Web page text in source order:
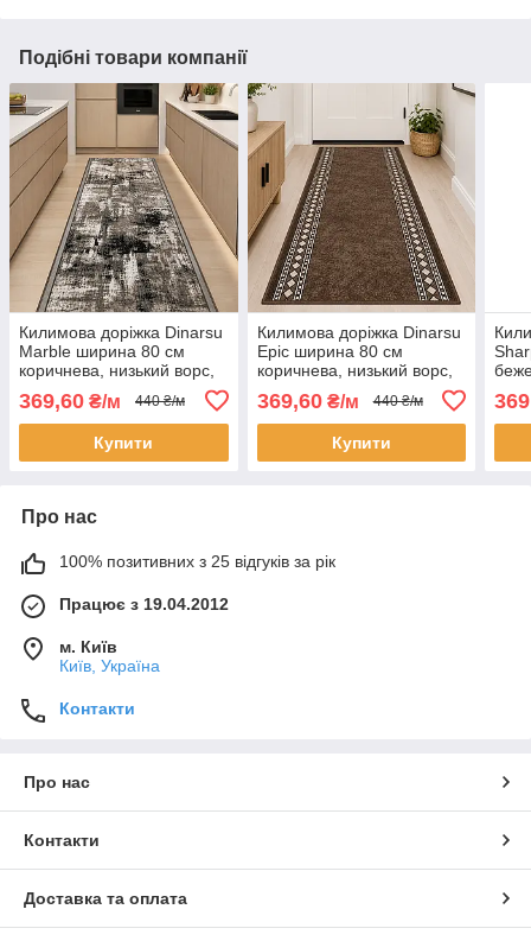
Подібні товари компанії
Килимова доріжка Dinarsu
Marble ширина 80 см
коричнева, низький ворс,
повстяна основа, на відріз
(ціна за пог. м)
369,60 ₴/м 440 ₴/м
Купити
Килимова доріжка Dinarsu
Epic ширина 80 см
коричнева, низький ворс,
повстяна основа, на відріз
(ціна за пог. м)
369,60₴/м 440 ₴/м
Купити
Про нас
100% позитивних з 25 відгуків за рік
Працює з 19.04.2012
м. Київ
Київ, Україна
Контакти
Про нас
Контакти
Доставка та оплата